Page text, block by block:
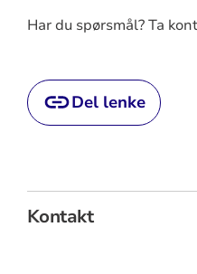
Har du spørsmål? Ta
Del lenke
Kontakt